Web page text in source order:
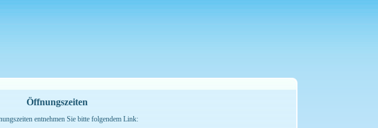
Öffnungszeiten
entnehmen Sie bitte folgendem Link: